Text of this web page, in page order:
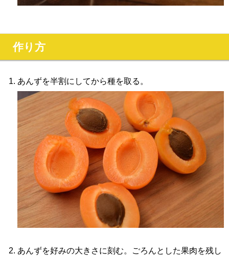
作り方
あんずを半割にしてから種を取る。
あんずを好みの大きさに刻む。ごろんとした果肉を残し